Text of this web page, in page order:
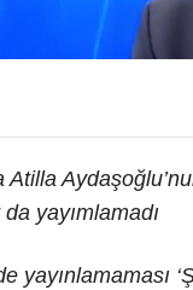
Atilla
yayımlamadı
yayınlamaması